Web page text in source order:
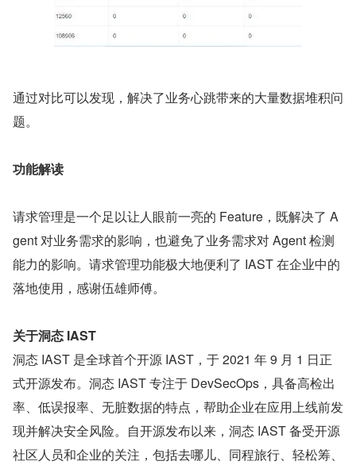
通过对比可以发现，解决了业务心跳带来的大量数据堆积问
题。
功能解读
请求管理是一个足以让人眼前一亮的 Feature，既解决了 A
gent 对业务需求的影响，也避免了业务需求对 Agent 检测
能力的影响。请求管理功能极大地便利了 IAST 在企业中的
落地使用，感谢伍雄师傅。
关于洞态 IAST
洞态 IAST 是全球首个开源 IAST，于 2021 年 9 月 1 日正
式开源发布。洞态 IAST 专注于 DevSecOps，具备高检出
率、低误报率、无脏数据的特点，帮助企业在应用上线前发
现并解决安全风险。自开源发布以来，洞态 IAST 备受开源
社区人员和企业的关注，包括去哪儿、同程旅行、轻松筹、